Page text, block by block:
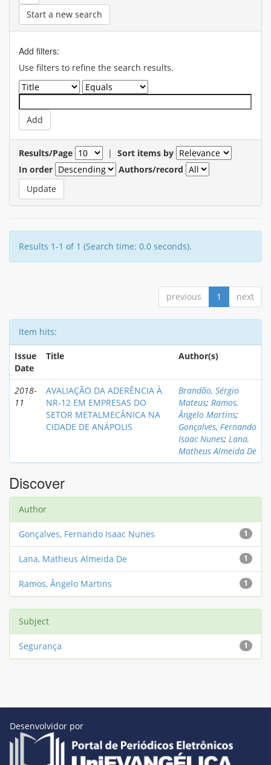
Start a new search
Add filters:
Use filters to refine the search results.
Results/Page | Sort items by
In order
Authors/record
Results 1-1 of 1 (Search time: 0.0 seconds).
previous 1 next
Item hits:
Issue
Date
Title Author(s)
2018-
11
AVALIAÇÃO DA ADERÊNCIA À
NR-12 EM EMPRESAS DO
SETOR METALMECÂNICA NA
CIDADE DE ANÁPOLIS
Brandão, Sérgio
Mateus; Ramos,
Ângelo Martins;
Gonçalves, Fernando
Isaac Nunes; Lana,
Matheus Almeida De
Discover
Author
1
Gonçalves, Fernando Isaac Nunes
1
Lana, Matheus Almeida De
1
Ramos, Ângelo Martins
Subject
1
Segurança
Desenvolvidor por